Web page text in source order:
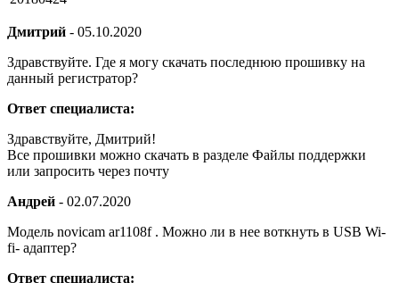
Дмитрий - 05.10.2020
Здравствуйте. Где я могу скачать последнюю прошивку на
данный регистратор?
Ответ специалиста:
Здравствуйте, Дмитрий!
Все прошивки можно скачать в разделе Файлы поддержки
или запросить через почту
Андрей - 02.07.2020
Модель novicam ar1108f . Можно ли в нее воткнуть в USB Wi-
fi- адаптер?
Ответ специалиста: